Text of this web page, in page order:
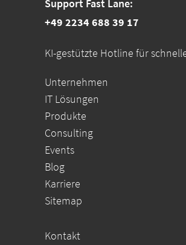
Support Fast Lane:
+49 2234 688 39 17
KI-gestützte Hotline für
Unternehmen
IT Lösungen
Produkte
Consulting
Events
Blog
Karriere
Sitemap
Kontakt